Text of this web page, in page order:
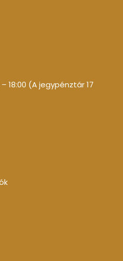
– 18:00 (A jegypénztár 17